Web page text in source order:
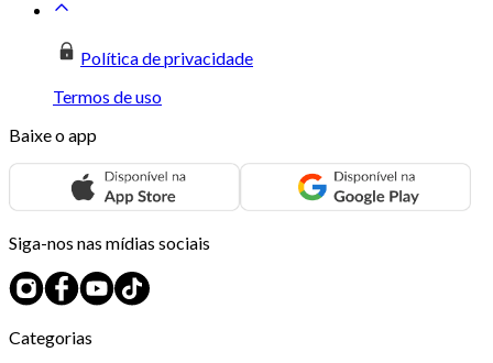
Política de privacidade
Termos de uso
Baixe o app
Siga-nos nas mídias sociais
Categorias